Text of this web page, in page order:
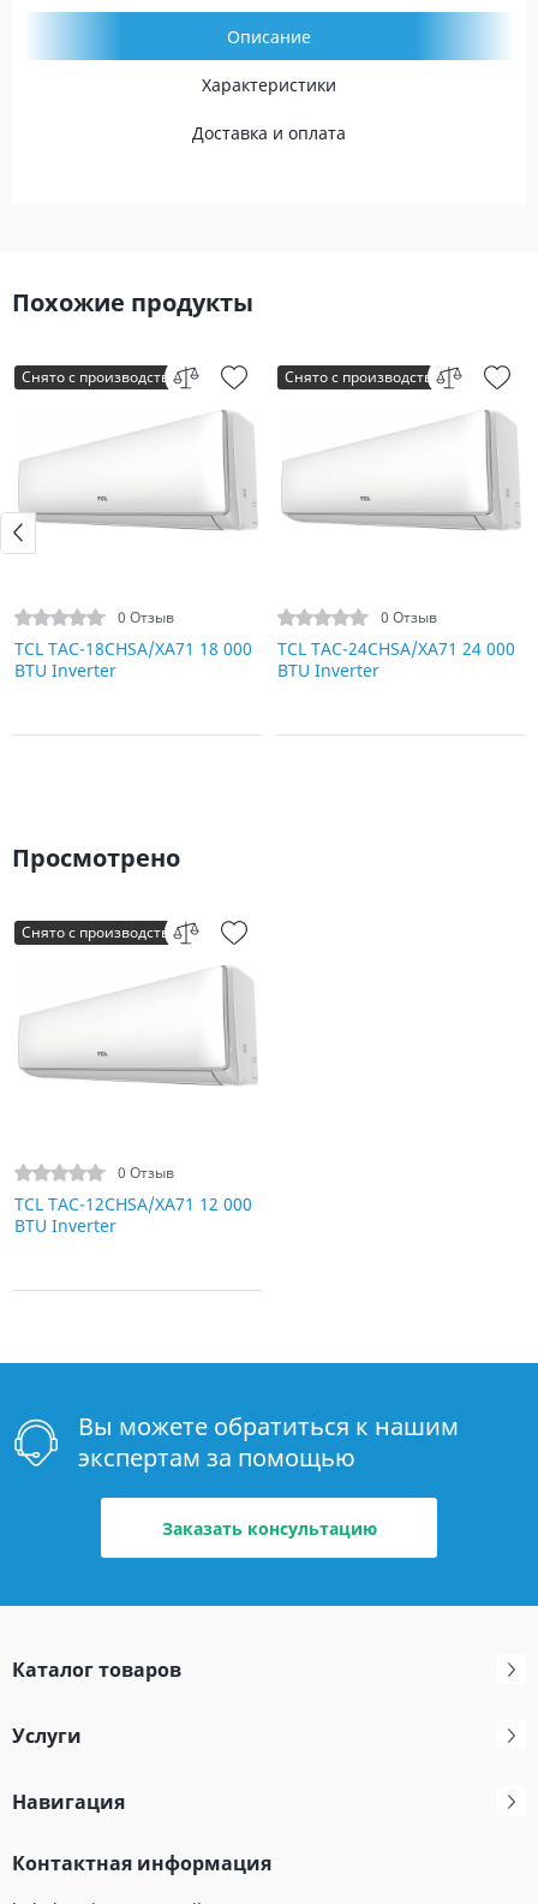
Описание
Характеристики
Доставка и оплата
Похожие продукты
Снято с производства
0 Отзыв
TCL TAC-18CHSA/XA71 18 000
BTU Inverter
Снято с производства
0 Отзыв
TCL TAC-24CHSA/XA71 24 000
BTU Inverter
Просмотрено
Снято с производства
0 Отзыв
TCL TAC-12CHSA/XA71 12 000
BTU Inverter
Вы можете обратиться к нашим
экспертам за помощью
Заказать консультацию
Каталог товаров
Услуги
Навигация
Контактная информация